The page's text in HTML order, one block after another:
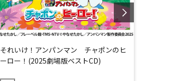
それいけ！アンパンマン チャポンのヒ
ーロー！(2025劇場版ベストCD)